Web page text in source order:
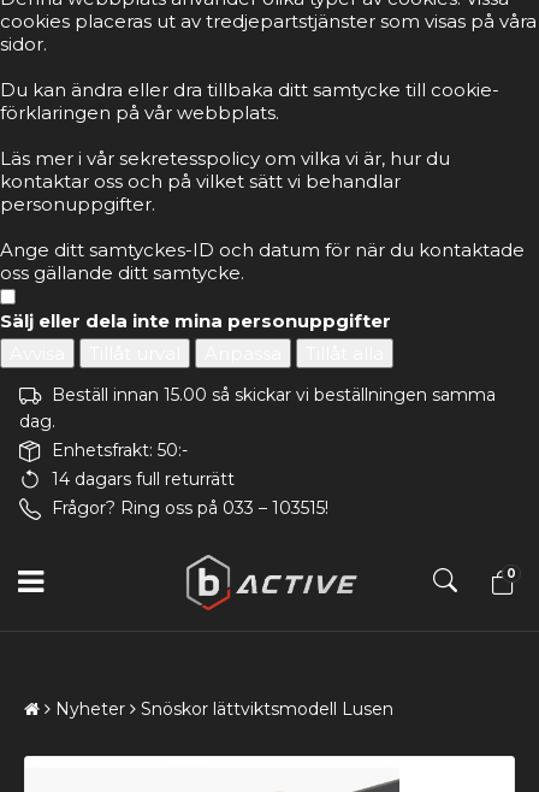
cookies placeras ut av tredjepartstjänster som visas på våra
sidor.
Du kan ändra eller dra tillbaka ditt samtycke till cookie-
förklaringen på vår webbplats.
Läs mer i vår sekretesspolicy om vilka vi är, hur du
kontaktar oss och på vilket sätt vi behandlar
personuppgifter.
Ange ditt samtyckes-ID och datum för när du kontaktade
oss gällande ditt samtycke.
Sälj eller dela inte mina personuppgifter
Beställ innan 15.00 så skickar vi beställningen samma
dag.
Enhetsfrakt: 50:-
14 dagars full returrätt
Frågor? Ring oss på 033 – 103515!
0
Nyheter Snöskor lättviktsmodell Lusen